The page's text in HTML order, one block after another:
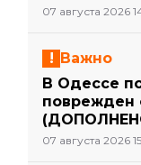
07 августа 2026
Важно
В Одессе
поврежден
07 августа 2026